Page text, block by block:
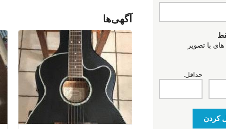
با تصویر
حداقل.
کردن
آگهی‌ها